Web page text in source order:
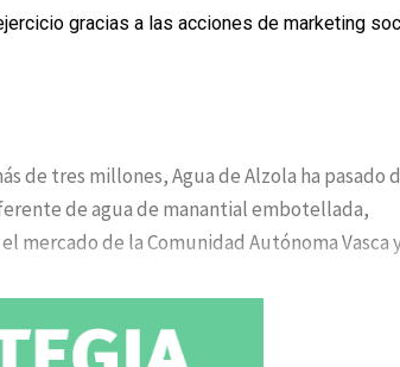
gracias a las acciones de marketing
de tres millones, Agua de Alzola ha pasado
de agua de manantial embotellada,
mercado de la Comunidad Autónoma Vasca